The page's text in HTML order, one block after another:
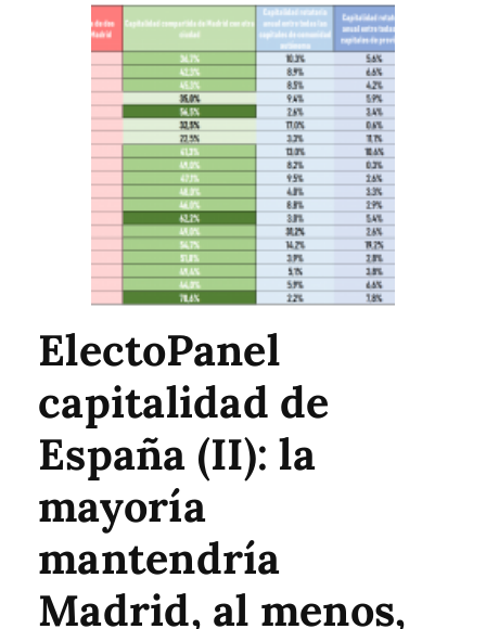
ElectoPanel
capitalidad de
España (II): la
mayoría
mantendría
Madrid, al menos,